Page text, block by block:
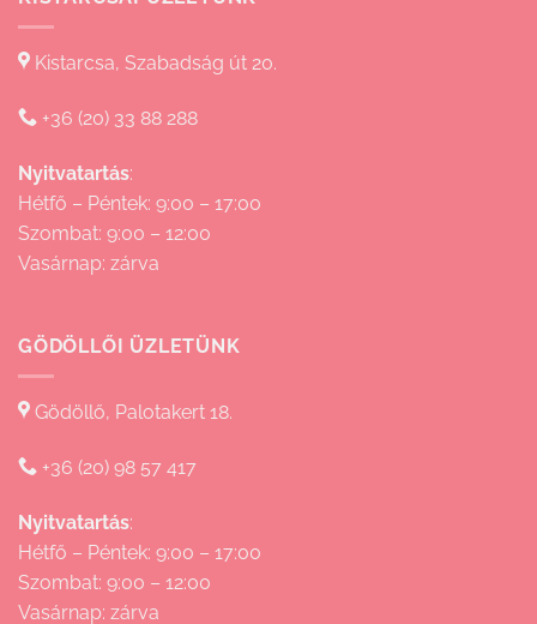
Kistarcsa, Szabadság út 20.
+36 (20) 33 88 288
Nyitvatartás:
Hétfő – Péntek: 9:00 – 17:00
Szombat: 9:00 – 12:00
Vasárnap: zárva
GÖDÖLLŐI ÜZLETÜNK
Gödöllő, Palotakert 18.
+36 (20) 98 57 417
Nyitvatartás:
Hétfő – Péntek: 9:00 – 17:00
Szombat: 9:00 – 12:00
Vasárnap: zárva